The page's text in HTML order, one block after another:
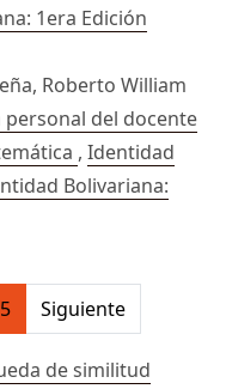
1era Edición
Roberto William
personal del docente
, Identidad
Bolivariana:
Siguiente
de similitud